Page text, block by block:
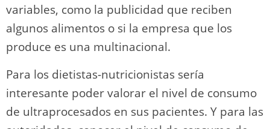
variables, como la publicidad que reciben
algunos alimentos o si la empresa que los
produce es una multinacional.
Para los dietistas-nutricionistas sería
interesante poder valorar el nivel de consumo
de ultraprocesados en sus pacientes. Y para las